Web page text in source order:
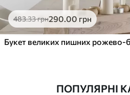
483.33грн290.00 грн
ПОПУЛЯРНІ